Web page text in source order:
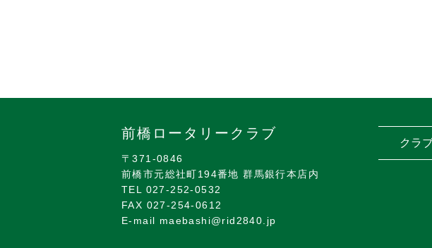
クラ
前橋ロータリークラブ
〒371-0846
前橋市元総社町194番地 群馬銀行本店内
TEL 027-252-0532
FAX 027-254-0612
E-mail maebashi@rid2840.jp